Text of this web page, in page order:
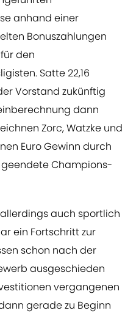
anhand einer
Bonuszahlungen
den
Satte 22,16
Vorstand zukünftig
dann
Zorc, Watzke und
Euro Gewinn durch
Champions-
auch sportlich
ein Fortschritt zur
schon nach der
ausgeschieden
vergangenen
gerade zu Beginn